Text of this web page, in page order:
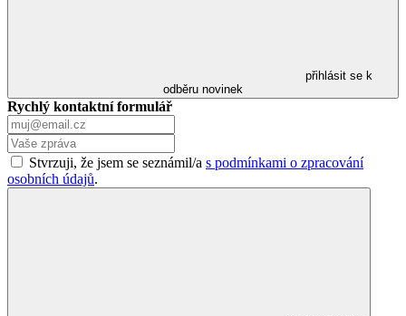
přihlásit se k
odběru novinek
Rychlý kontaktní formulář
Stvrzuji, že jsem se seznámil/a s podmínkami o zpracování
osobních údajů.